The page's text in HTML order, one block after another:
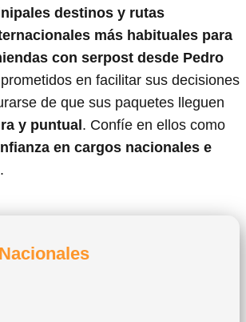
destinos y rutas
más habituales para
con serpost desde Pedro
en facilitar sus decisiones
de que sus paquetes lleguen
y puntual . Confíe en ellos como
en cargos nacionales e
.